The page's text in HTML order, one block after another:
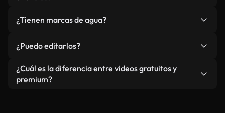
monetizados y anuncios, siempre que no se
independiente.
¿Tienen marcas de agua?
agua. Obtendrá metraje limpio y listo para usar en
cada descarga.
¿Puedo editarlos?
Sí. Eres libre de recortar o mezclar nuestros
vídeos. Solo asegúrese de que el producto final no
¿Cuál es la diferencia entre videos gratuitos y
premium?